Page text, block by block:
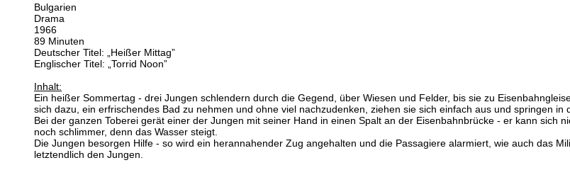
Bulgarien
Drama
1966
89 Minuten
Deutscher Titel: „Heißer Mittag”
Englischer Titel: „Torrid Noon”
Inhalt:
Ein heißer Sommertag - drei Jungen schlendern durch die Gegend, über Wiesen und Felder, bis sie zu
sich dazu, ein erfrischendes Bad zu nehmen und ohne viel nachzudenken, ziehen sie sich einfach aus und springen in
Bei der ganzen Toberei gerät einer der Jungen mit seiner Hand in einen Spalt an der Eisenbahnbrücke - er kann sich
noch schlimmer, denn das Wasser steigt.
Die Jungen besorgen Hilfe - so wird ein herannahender Zug angehalten und die Passagiere alarmiert, wie auch das
letztendlich den Jungen.